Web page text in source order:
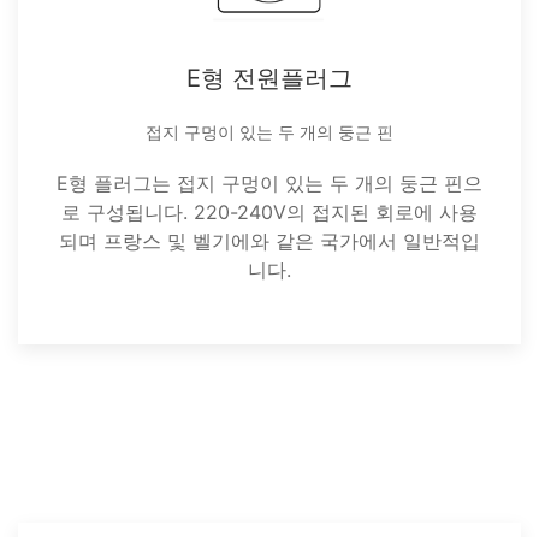
E형 전원플러그
접지 구멍이 있는 두 개의 둥근 핀
E형 플러그는 접지 구멍이 있는 두 개의 둥근 핀으
로 구성됩니다. 220-240V의 접지된 회로에 사용
되며 프랑스 및 벨기에와 같은 국가에서 일반적입
니다.